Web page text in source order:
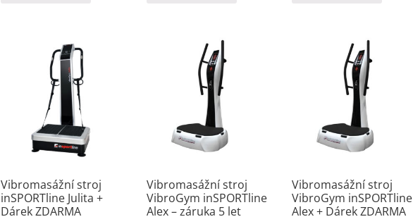
Vibromasážní stroj
inSPORTline Julita +
Dárek ZDARMA
Vibromasážní stroj
VibroGym inSPORTline
Alex – záruka 5 let
Vibromasážní stroj
VibroGym inSPORTline
Alex + Dárek ZDARMA